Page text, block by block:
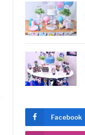
Facebook